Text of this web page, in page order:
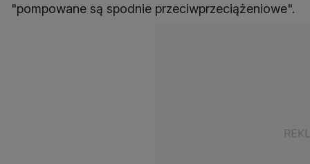
"pompowane są spodnie przeciwprzeciążeniowe".